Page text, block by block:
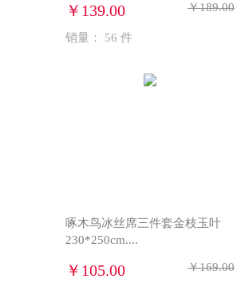
￥139.00 ￥189.00
销量： 56 件
啄木鸟冰丝席三件套金枝玉叶
230*250cm....
￥105.00 ￥169.00